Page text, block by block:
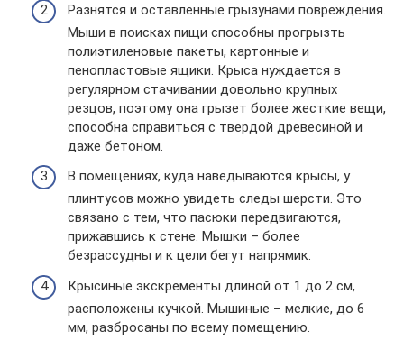
Разнятся и оставленные грызунами повреждения.
Мыши в поисках пищи способны прогрызть
полиэтиленовые пакеты, картонные и
пенопластовые ящики. Крыса нуждается в
регулярном стачивании довольно крупных
резцов, поэтому она грызет более жесткие вещи,
способна справиться с твердой древесиной и
даже бетоном.
В помещениях, куда наведываются крысы, у
плинтусов можно увидеть следы шерсти. Это
связано с тем, что пасюки передвигаются,
прижавшись к стене. Мышки – более
безрассудны и к цели бегут напрямик.
Крысиные экскременты длиной от 1 до 2 см,
расположены кучкой. Мышиные – мелкие, до 6
мм, разбросаны по всему помещению.